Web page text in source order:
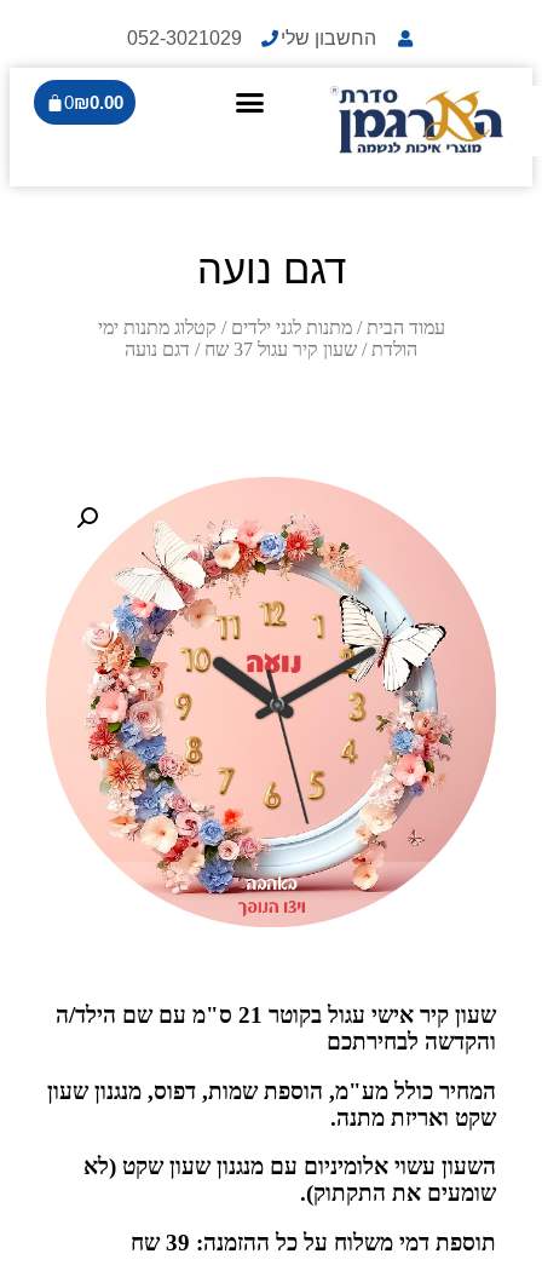
החשבון שלי 052-3021029
₪0.00
0
דגם נועה
עמוד הבית /מתנות לגני ילדים / קטלוג מתנות ימי
הולדת / שעון קיר עגול 37 שח / דגם נועה
שעון קיר אישי עגול בקוטר 21 ס"מ עם שם הילד/ה
והקדשה לבחירתכם
המחיר כולל מע"מ, הוספת שמות, דפוס, מנגנון שעון
שקט ואריזת מתנה.
השעון עשוי אלומיניום עם מנגנון שעון שקט (לא
שומעים את התקתוק).
תוספת דמי משלוח על כל ההזמנה: 39 שח